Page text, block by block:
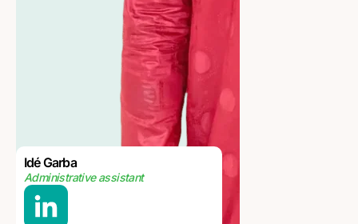
Idé Garba
Administrative assistant